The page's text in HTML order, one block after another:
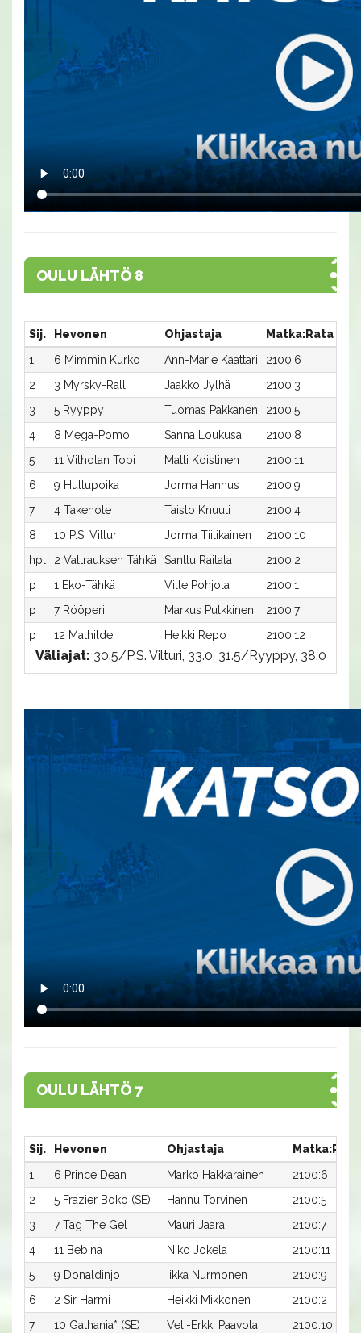
OULU LÄHTÖ 8
Sij. Hevonen Ohjastaja Matka:Rata
1
6 Mimmin Kurko Ann-Marie Kaattari 2100:6
2
3 Myrsky-Ralli Jaakko Jylhä 2100:3
3
5 Ryyppy Tuomas Pakkanen 2100:5
4
8 Mega-Pomo Sanna Loukusa 2100:8
5
11 Vilholan Topi Matti Koistinen 2100:11
6
9 Hullupoika Jorma Hannus 2100:9
7
4 Takenote Taisto Knuuti 2100:4
8
10 P.S. Vilturi Jorma Tiilikainen 2100:10
hpl
2 Valtrauksen Tähkä Santtu Raitala 2100:2
p
1 Eko-Tähkä Ville Pohjola 2100:1
p
7 Rööperi Markus Pulkkinen 2100:7
p
12 Mathilde Heikki Repo 2100:12
Väliajat: 30.5/P.S. Vilturi, 33.0, 31.5/Ryyppy, 38.0
OULU LÄHTÖ 7
Sij. Hevonen Ohjastaja
Matka:Rata
1
6 Prince Dean Marko Hakkarainen
2100:6
2
5 Frazier Boko (SE) Hannu Torvinen
2100:5
3
7 Tag The Gel Mauri Jaara
2100:7
4
11 Bebina Niko Jokela
2100:11
5
9 Donaldinjo Iikka Nurmonen
2100:9
6
2 Sir Harmi Heikki Mikkonen
2100:2
7
10 Gathania* (SE) Veli-Erkki Paavola 2100:10